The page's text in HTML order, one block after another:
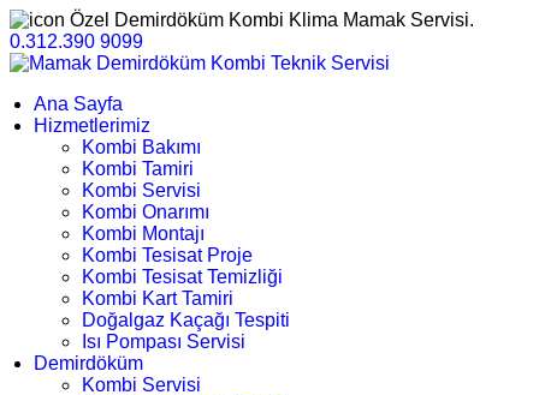
Özel Demirdöküm Kombi Klima Mamak Servisi.
0.312.390 9099
Ana Sayfa
Hizmetlerimiz
Kombi Bakımı
Kombi Tamiri
Kombi Servisi
Kombi Onarımı
Kombi Montajı
Kombi Tesisat Proje
Kombi Tesisat Temizliği
Kombi Kart Tamiri
Doğalgaz Kaçağı Tespiti
Isı Pompası Servisi
Demirdöküm
Kombi Servisi